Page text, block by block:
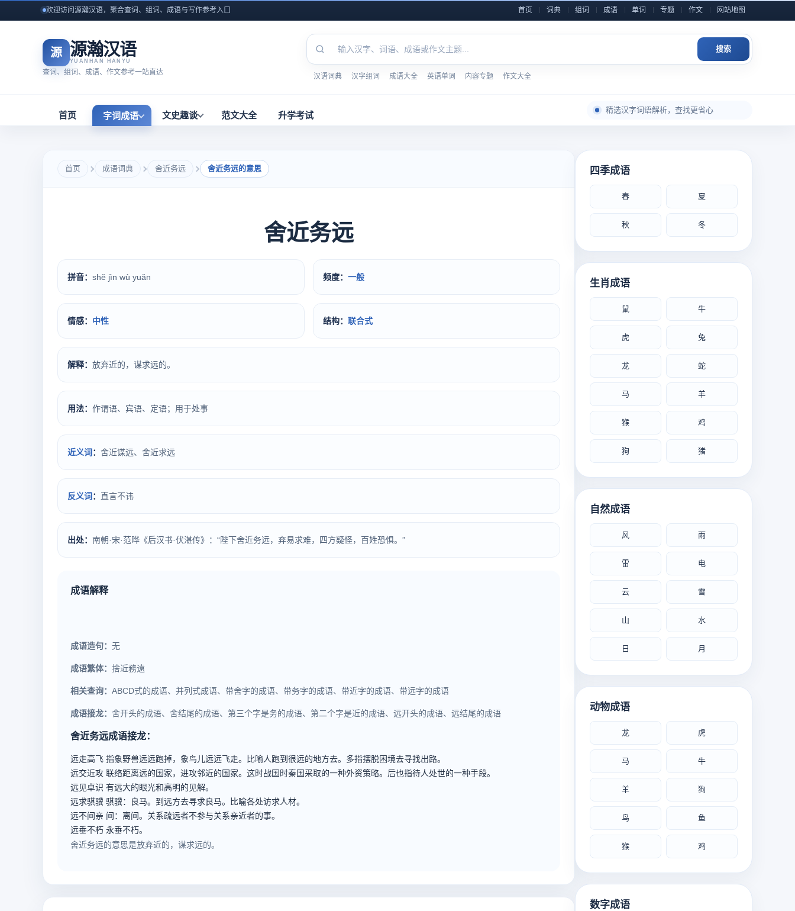
欢迎访问源瀚汉语，聚合查词、组词、成语与写作参考入口 首页 词典 组词 成语 单词 专题 作文 网站地图
源 源瀚汉语
YUANHAN HANYU
查词、组词、成语、作文参考一站直达
搜索
汉语词典 汉字组词 成语大全 英语单词 内容专题 作文大全
首页 字词成语 文史趣谈 范文大全 升学考试 精选汉字词语解析，查找更省心
小学到高中语文内容，分类检索更高效
作文金句和素材灵感，积累写作不发愁
每日积累一点，表达自然更从容
首页 成语词典 舍近务远 舍近务远的意思
舍近务远
拼音： shě jìn wù yuǎn 频度： 一般
情感： 中性 结构： 联合式
解释： 放弃近的，谋求远的。
用法： 作谓语、宾语、定语；用于处事
近义词 ： 舍近谋远、舍近求远
反义词 ： 直言不讳
出处： 南朝·宋·范晔《后汉书·伏湛传》：“陛下舍近务远，弃易求难，四方疑怪，百姓恐惧。”
成语解释
成语造句： 无
成语繁体： 捨近務遠
相关查询： ABCD式的成语、并列式成语、带舍字的成语、带务字的成语、带近字的成语、带远字的成语
成语接龙： 舍开头的成语、舍结尾的成语、第三个字是务的成语、第二个字是近的成语、远开头的成语、远结尾的成语
舍近务远成语接龙：
远走高飞 指象野兽远远跑掉，象鸟儿远远飞走。比喻人跑到很远的地方去。多指摆脱困境去寻找出路。
远交近攻 联络距离远的国家，进攻邻近的国家。这时战国时秦国采取的一种外资策略。后也指待人处世的一种手段。
远见卓识 有远大的眼光和高明的见解。
远求骐骥 骐骥：良马。到远方去寻求良马。比喻各处访求人材。
远不间亲 间：离间。关系疏远者不参与关系亲近者的事。
远垂不朽 永垂不朽。
舍近务远的意思是放弃近的，谋求远的。
四季成语
春 夏
秋 冬
生肖成语
鼠 牛
虎 兔
龙 蛇
马 羊
猴 鸡
狗 猪
自然成语
风 雨
雷 电
云 雪
山 水
日 月
动物成语
龙 虎
马 牛
羊 狗
鸟 鱼
猴 鸡
数字成语